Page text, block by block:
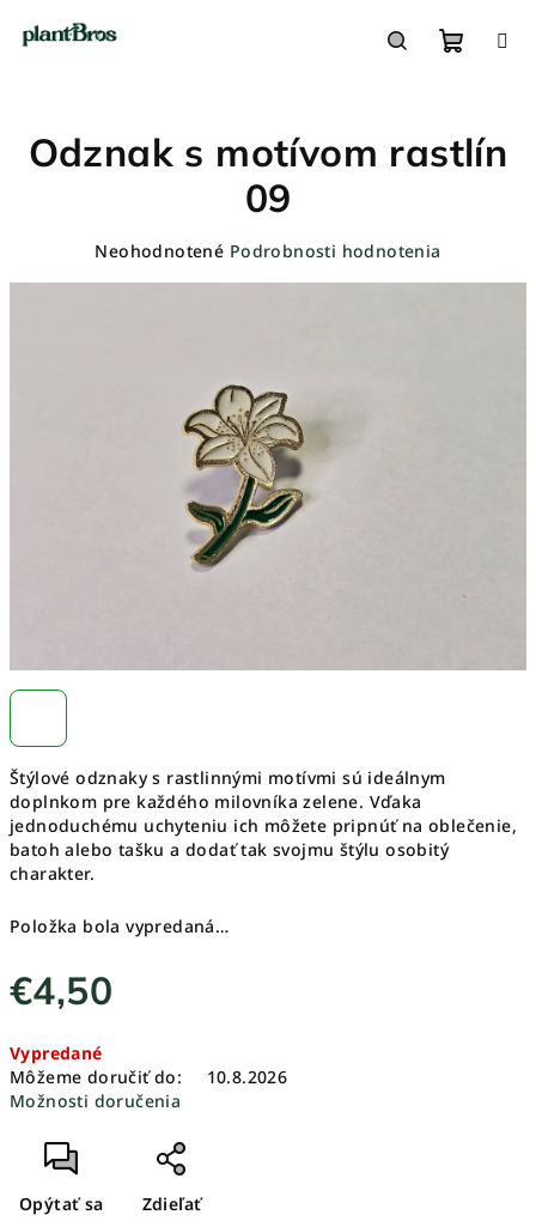
košík
Štýlové odznaky s rastlinnými motívmi sú ideálnym
doplnkom pre každého milovníka zelene. Vďaka
jednoduchému uchyteniu ich môžete pripnúť na oblečenie,
batoh alebo tašku a dodať tak svojmu štýlu osobitý
charakter.
Položka bola vypredaná…
€4,50
cena:
Vypredané
Môžeme doručiť do:
10.8.2026
Možnosti doručenia
Opýtať sa Zdieľať
Odznak s motívom rastlín
09
Priemerné
hviezdičiek.
Neohodnotené Podrobnosti hodnotenia